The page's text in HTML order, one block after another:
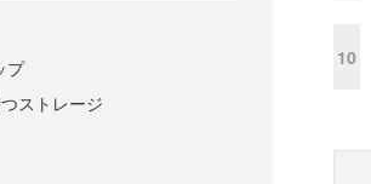
プ
ストレージ
10